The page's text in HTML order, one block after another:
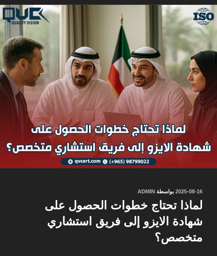
نُشر
في
2025-08-16 بواسطة ADMIN
لماذا تحتاج خطوات الحصول على
شهادة الايزو إلى فريق استشاري
متخصص؟